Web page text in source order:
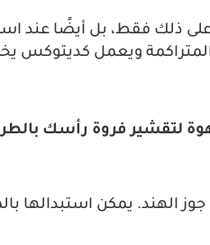
على ذلك فقط، بل أيضًا عند
ويعمل كديتوكس
لتقشير فروة رأسك
الهند. يمكن استبدالها